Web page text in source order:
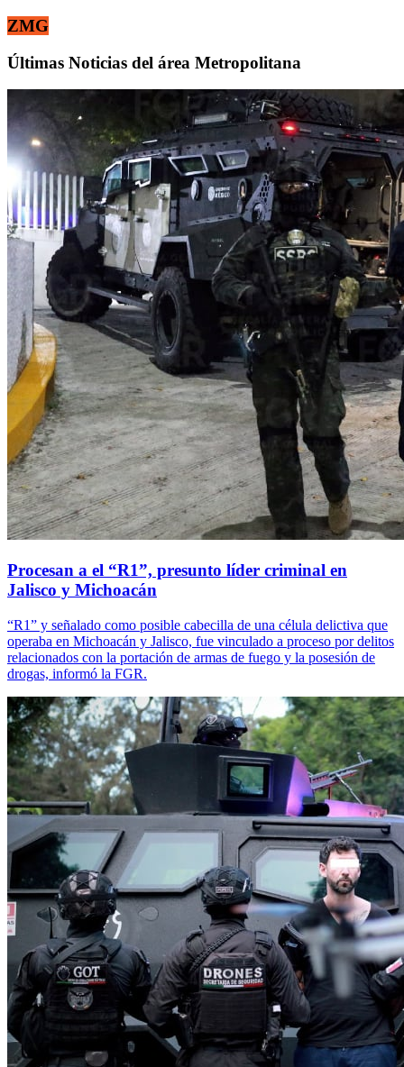
ZMG
Últimas Noticias del área Metropolitana
Procesan a el “R1”, presunto líder criminal en
Jalisco y Michoacán
“R1” y señalado como posible cabecilla de una célula delictiva que
operaba en Michoacán y Jalisco, fue vinculado a proceso por delitos
relacionados con la portación de armas de fuego y la posesión de
drogas, informó la FGR.